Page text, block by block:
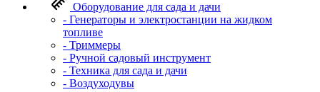
Оборудование для сада и дачи
- Генераторы и электростанции на жидком
топливе
- Триммеры
- Ручной садовый инструмент
- Техника для сада и дачи
- Воздуходувы